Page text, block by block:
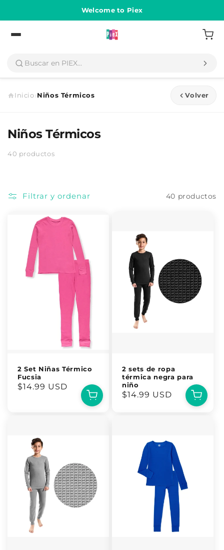
al contenido
Welcome to Piex
Inicio›Niños Térmicos Volver
Niños Térmicos
40 productos
Filtrar y ordenar 40 productos
2 Set Niñas Térmico
Fucsia
Precio
$14.99 USD
2 sets de ropa
térmica negra para
niño
Precio
$14.99 USD